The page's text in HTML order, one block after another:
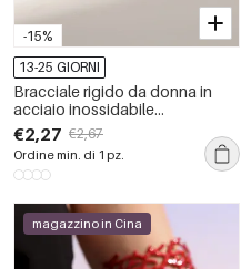
-15%
13-25 GIORNI
Bracciale rigido da donna in
acciaio inossidabile
impermeabile color oro
€2,27 €2,67
Ordine min. di 1 pz.
magazzino in Cina